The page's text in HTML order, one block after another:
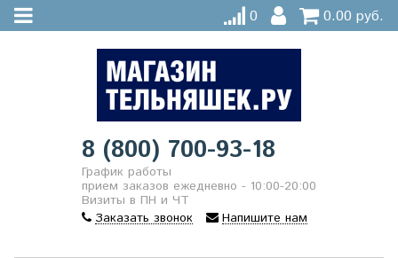
0 0.00 руб.
8 (800) 700-93-18
График работы
прием заказов ежедневно - 10:00-20:00
Визиты в ПН и ЧТ
Заказать звонок
Напишите нам